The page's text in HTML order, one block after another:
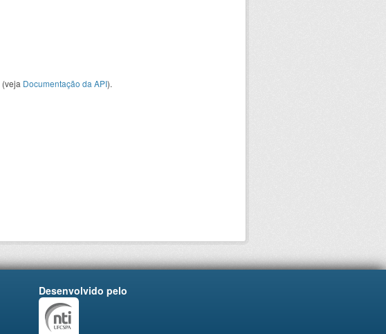
(veja Documentação da API).
Desenvolvido pelo